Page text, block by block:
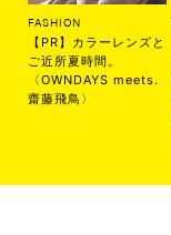
FASHION
【PR】カラーレンズと
ご近所夏時間。
〈OWNDAYS meets.
齋藤飛鳥〉